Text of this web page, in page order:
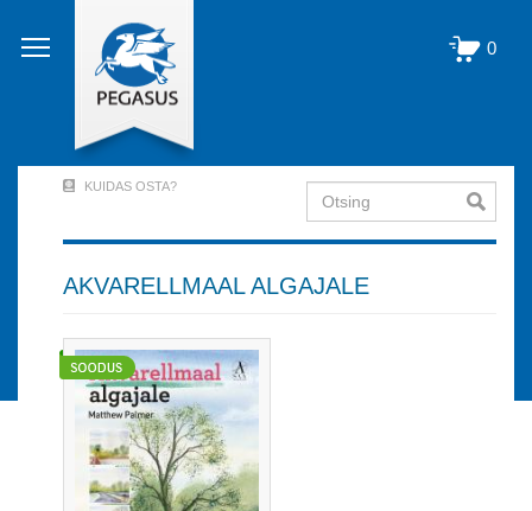
edasi
põhisisu
0
Account
Menu
out)
KUIDAS OSTA? Otsing
AKVARELLMAAL ALGAJALE